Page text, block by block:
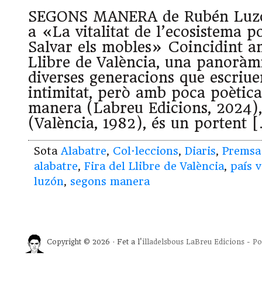
SEGONS MANERA de Rubén
a «La vitalitat de l’ecosistema
Salvar els mobles» Coincidint
Llibre de València, una
diverses generacions que
intimitat, però amb poca
manera (Labreu Edicions,
(València, 1982), és un portent
Sota Alabatre, Col·leccions, Diaris, Premsa
alabatre, Fira del Llibre de València, país
luzón, segons manera
Copyright © 2026 · Fet a l'illadelsbous LaBreu Edicions -